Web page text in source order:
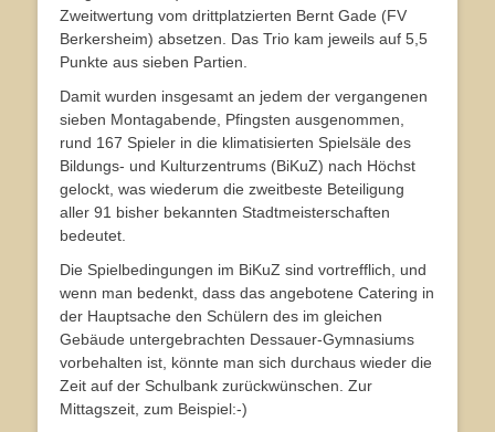
Zweitwertung vom drittplatzierten Bernt Gade (FV
Berkersheim) absetzen. Das Trio kam jeweils auf 5,5
Punkte aus sieben Partien.
Damit wurden insgesamt an jedem der vergangenen
sieben Montagabende, Pfingsten ausgenommen,
rund 167 Spieler in die klimatisierten Spielsäle des
Bildungs- und Kulturzentrums (BiKuZ) nach Höchst
gelockt, was wiederum die zweitbeste Beteiligung
aller 91 bisher bekannten Stadtmeisterschaften
bedeutet.
Die Spielbedingungen im BiKuZ sind vortrefflich, und
wenn man bedenkt, dass das angebotene Catering in
der Hauptsache den Schülern des im gleichen
Gebäude untergebrachten Dessauer-Gymnasiums
vorbehalten ist, könnte man sich durchaus wieder die
Zeit auf der Schulbank zurückwünschen. Zur
Mittagszeit, zum Beispiel:-)